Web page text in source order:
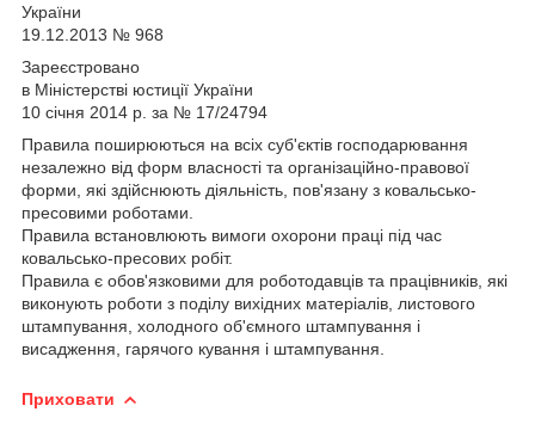
України
19.12.2013 № 968
Зареєстровано
в Міністерстві юстиції України
10 січня 2014 р. за № 17/24794
Правила поширюються на всіх суб'єктів господарювання
незалежно від форм власності та організаційно-правової
форми, які здійснюють діяльність, пов'язану з ковальсько-
пресовими роботами.
Правила встановлюють вимоги охорони праці під час
ковальсько-пресових робіт.
Правила є обов'язковими для роботодавців та працівників, які
виконують роботи з поділу вихідних матеріалів, листового
штампування, холодного об'ємного штампування і
висадження, гарячого кування і штампування.
Приховати